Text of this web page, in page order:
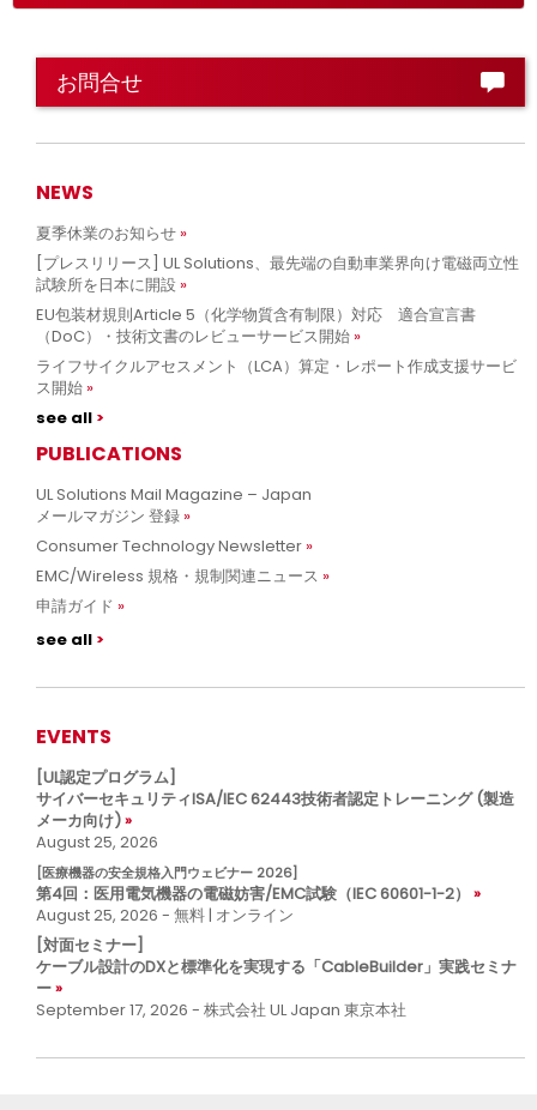
お問合せ
NEWS
夏季休業のお知らせ
[プレスリリース] UL Solutions、最先端の自動車業界向け電磁両立性
試験所を日本に開設
EU包装材規則Article 5（化学物質含有制限）対応 適合宣言書
（DoC）・技術文書のレビューサービス開始
ライフサイクルアセスメント（LCA）算定・レポート作成支援サービ
ス開始
see all
PUBLICATIONS
UL Solutions Mail Magazine – Japan
メールマガジン 登録
Consumer Technology Newsletter
EMC/Wireless 規格・規制関連ニュース
申請ガイド
see all
EVENTS
[UL認定プログラム]
サイバーセキュリティISA/IEC 62443技術者認定トレーニング (製造
メーカ向け)
August 25, 2026
[医療機器の安全規格入門ウェビナー 2026]
第4回：医用電気機器の電磁妨害/EMC試験（IEC 60601-1-2）
August 25, 2026 - 無料 | オンライン
[対面セミナー]
ケーブル設計のDXと標準化を実現する「CableBuilder」実践セミナ
ー
September 17, 2026 - 株式会社 UL Japan 東京本社